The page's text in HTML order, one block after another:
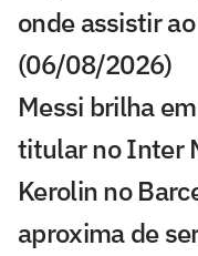
onde assistir
(06/08/2026)
Messi brilha
titular no Inter
Kerolin no
aproxima de